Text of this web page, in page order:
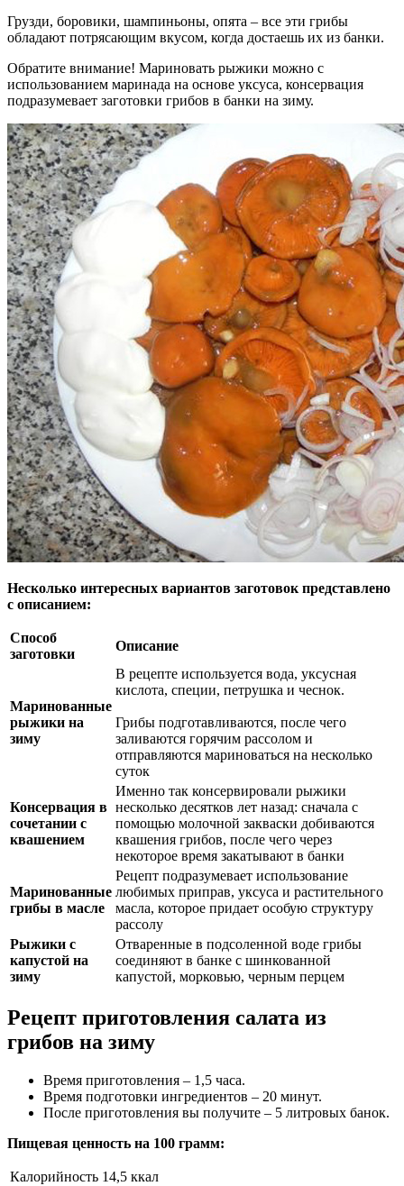
Грузди, боровики, шампиньоны, опята – все эти грибы
обладают потрясающим вкусом, когда достаешь их из банки.
Обратите внимание! Мариновать рыжики можно с
использованием маринада на основе уксуса, консервация
подразумевает заготовки грибов в банки на зиму.
Несколько интересных вариантов заготовок представлено
с описанием:
Способ
заготовки
Описание
Маринованные
рыжики на
зиму
В рецепте используется вода, уксусная
кислота, специи, петрушка и чеснок.
Грибы подготавливаются, после чего
заливаются горячим рассолом и
отправляются мариноваться на несколько
суток
Консервация в
сочетании с
квашением
Именно так консервировали рыжики
несколько десятков лет назад: сначала с
помощью молочной закваски добиваются
квашения грибов, после чего через
некоторое время закатывают в банки
Маринованные
грибы в масле
Рецепт подразумевает использование
любимых приправ, уксуса и растительного
масла, которое придает особую структуру
рассолу
Рыжики с
капустой на
зиму
Отваренные в подсоленной воде грибы
соединяют в банке с шинкованной
капустой, морковью, черным перцем
Рецепт приготовления салата из
грибов на зиму
Время приготовления – 1,5 часа.
Время подготовки ингредиентов – 20 минут.
После приготовления вы получите – 5 литровых банок.
Пищевая ценность на 100 грамм:
Калорийность 14,5 ккал